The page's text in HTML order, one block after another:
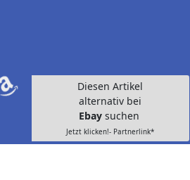
Diesen Artikel
alternativ bei
Ebay suchen
Jetzt klicken!- Partnerlink*